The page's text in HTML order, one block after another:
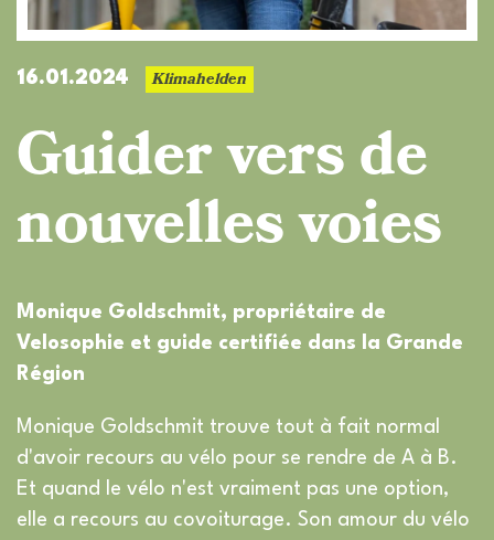
16.01.2024 Klimahelden
Guider vers de
nouvelles voies
Monique Goldschmit, propriétaire de
Velosophie et guide certifiée dans la Grande
Région
Monique Goldschmit trouve tout à fait normal
d'avoir recours au vélo pour se rendre de A à B.
Et quand le vélo n'est vraiment pas une option,
elle a recours au covoiturage. Son amour du vélo